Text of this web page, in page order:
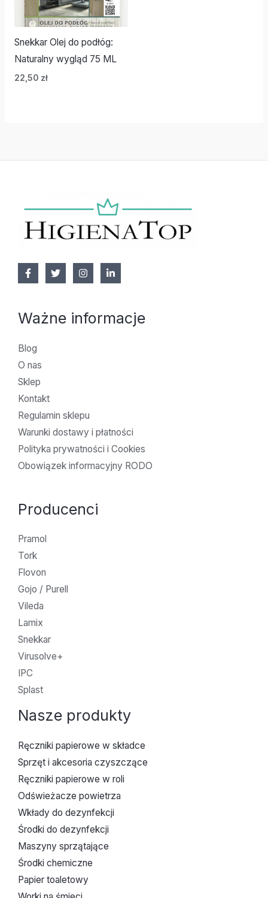
Snekkar Olej do podłóg:
Naturalny wygląd 75 ML
22,50 zł
Ważne informacje
Blog
O nas
Sklep
Kontakt
Regulamin sklepu
Warunki dostawy i płatności
Polityka prywatności i Cookies
Obowiązek informacyjny RODO
Producenci
Pramol
Tork
Flovon
Gojo / Purell
Vileda
Lamix
Snekkar
Virusolve+
IPC
Splast
Nasze produkty
Ręczniki papierowe w składce
Sprzęt i akcesoria czyszczące
Ręczniki papierowe w roli
Odświeżacze powietrza
Wkłady do dezynfekcji
Środki do dezynfekcji
Maszyny sprzątające
Środki chemiczne
Papier toaletowy